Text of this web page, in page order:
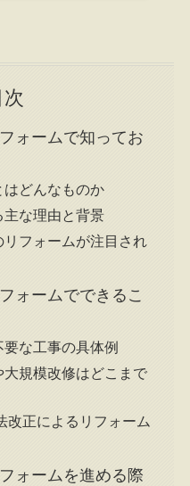
次
ォームで知ってお
どんなものか
な理由と背景
フォームが注目され
ォームでできるこ
な工事の具体例
規模改修はどこまで
改正によるリフォーム
ォームを進める際